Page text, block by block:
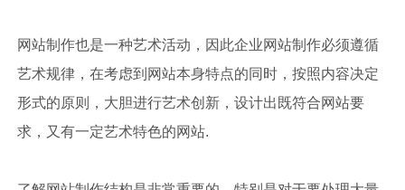
网站制作也是一种艺术活动，因此企业网站制作必须遵循
艺术规律，在考虑到网站本身特点的同时，按照内容决定
形式的原则，大胆进行艺术创新，设计出既符合网站要
求，又有一定艺术特色的网站.